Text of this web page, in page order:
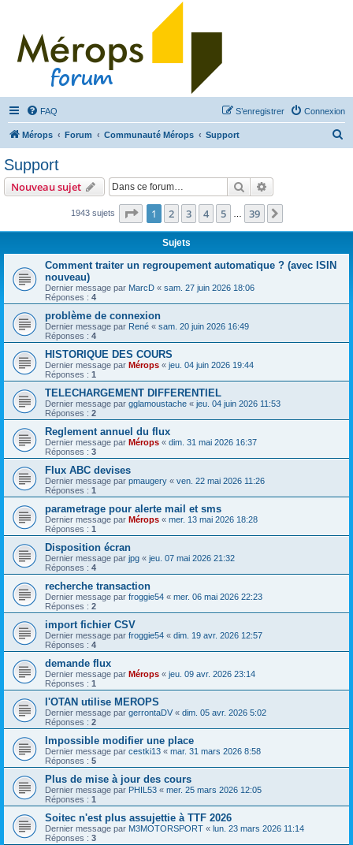
FAQ Connexion
S’enregistrer
Mérops Forum Communauté Mérops Support
r
Support
Nouveau sujet Rechercher
1943 sujets Page 1sur39
1 2 3 4 5 39
Sujets
Comment traiter un regroupement automatique ? (avec ISIN
nouveau)
Dernier message par MarcD « sam. 27 juin 2026 18:06
Réponses : 4
problème de connexion
Dernier message par René « sam. 20 juin 2026 16:49
Réponses : 4
HISTORIQUE DES COURS
Dernier message par Mérops « jeu. 04 juin 2026 19:44
Réponses : 1
TELECHARGEMENT DIFFERENTIEL
Dernier message par gglamoustache « jeu. 04 juin 2026 11:53
Réponses : 2
Reglement annuel du flux
Dernier message par Mérops « dim. 31 mai 2026 16:37
Réponses : 3
Flux ABC devises
Dernier message par pmaugery « ven. 22 mai 2026 11:26
Réponses : 1
parametrage pour alerte mail et sms
Dernier message par Mérops « mer. 13 mai 2026 18:28
Réponses : 1
Disposition écran
Dernier message par jpg « jeu. 07 mai 2026 21:32
Réponses : 4
recherche transaction
Dernier message par froggie54 « mer. 06 mai 2026 22:23
Réponses : 2
import fichier CSV
Dernier message par froggie54 « dim. 19 avr. 2026 12:57
Réponses : 4
demande flux
Dernier message par Mérops « jeu. 09 avr. 2026 23:14
Réponses : 1
l'OTAN utilise MEROPS
Dernier message par gerrontaDV « dim. 05 avr. 2026 5:02
Réponses : 2
Impossible modifier une place
Dernier message par cestki13 « mar. 31 mars 2026 8:58
Réponses : 5
Plus de mise à jour des cours
Dernier message par PHIL53 « mer. 25 mars 2026 12:05
Réponses : 1
Soitec n'est plus assujettie à TTF 2026
Dernier message par M3MOTORSPORT « lun. 23 mars 2026 11:14
Réponses : 3